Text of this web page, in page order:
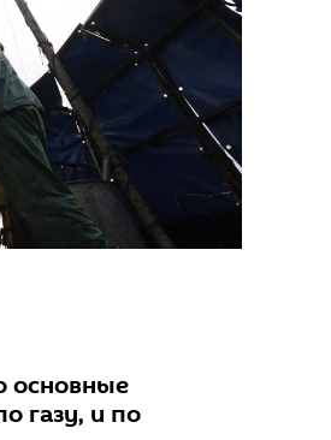
основные
газу, и по